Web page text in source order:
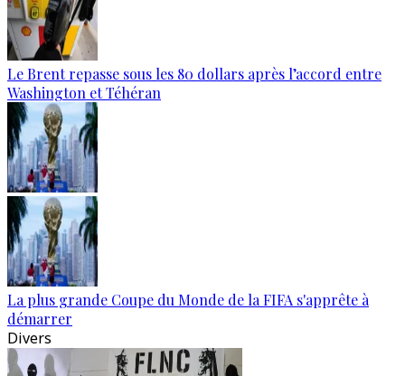
Le Brent repasse sous les 80 dollars après l’accord entre
Washington et Téhéran
La plus grande Coupe du Monde de la FIFA s'apprête à
démarrer
Divers